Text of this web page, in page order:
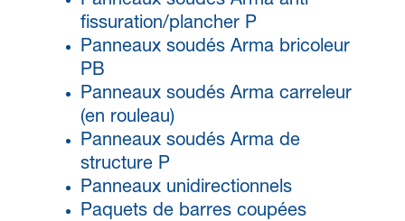
fissuration/plancher P
Panneaux soudés Arma bricoleur
PB
Panneaux soudés Arma carreleur
(en rouleau)
Panneaux soudés Arma de
structure P
Panneaux unidirectionnels
Paquets de barres coupées